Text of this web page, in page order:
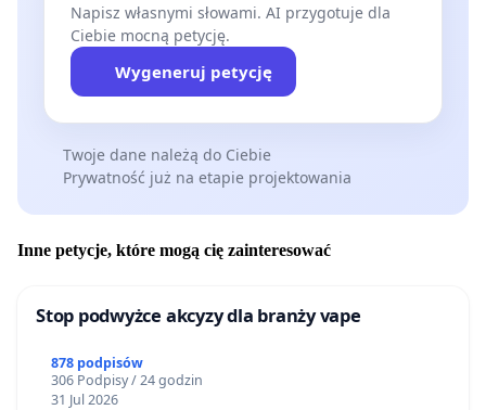
Napisz własnymi słowami. AI przygotuje dla
Ciebie mocną petycję.
Wygeneruj petycję
Twoje dane należą do Ciebie
Prywatność już na etapie projektowania
Inne petycje, które mogą cię zainteresować
Stop podwyżce akcyzy dla branży vape
878 podpisów
306 Podpisy / 24 godzin
31 Jul 2026